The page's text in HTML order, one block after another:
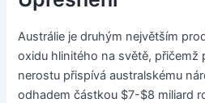
Austrálie je druhým největším
oxidu hlinitého na světě,
nerostu přispívá australskému
odhadem částkou $7-$8 miliard